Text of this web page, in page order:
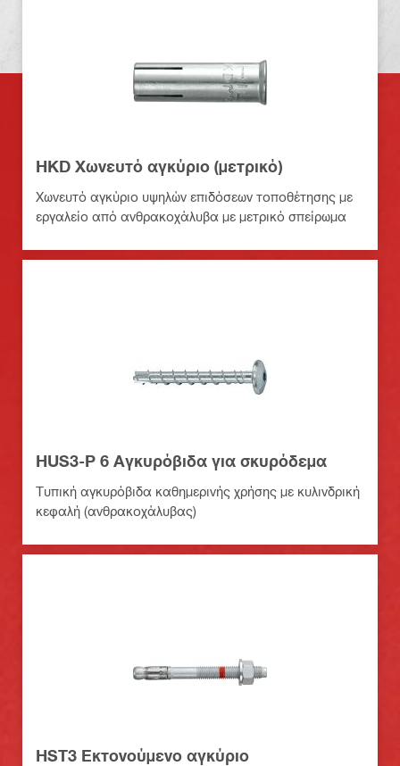
HKD Χωνευτό αγκύριο (μετρικό)
Χωνευτό αγκύριο υψηλών επιδόσεων τοποθέτησης με
εργαλείο από ανθρακοχάλυβα με μετρικό σπείρωμα
HUS3-P 6 Αγκυρόβιδα για σκυρόδεμα
Τυπική αγκυρόβιδα καθημερινής χρήσης με κυλινδρική
κεφαλή (ανθρακοχάλυβας)
HST3 Εκτονούμενο αγκύριο